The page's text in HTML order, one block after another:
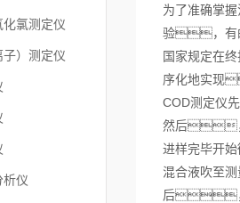
氯测定仪
）测定仪
析仪
为了准确掌
验，有
国家规定在
序化地实现
COD测定仪
然后
进样完毕开
混合液吹至
后，